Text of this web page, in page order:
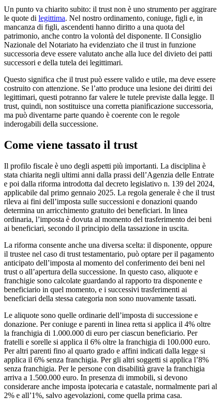
Un punto va chiarito subito: il trust non è uno strumento per aggirare
le quote di legittima. Nel nostro ordinamento, coniuge, figli e, in
mancanza di figli, ascendenti hanno diritto a una quota del
patrimonio, anche contro la volontà del disponente. Il Consiglio
Nazionale del Notariato ha evidenziato che il trust in funzione
successoria deve essere valutato anche alla luce del divieto dei patti
successori e della tutela dei legittimari.
Questo significa che il trust può essere valido e utile, ma deve essere
costruito con attenzione. Se l’atto produce una lesione dei diritti dei
legittimari, questi potranno far valere le tutele previste dalla legge. Il
trust, quindi, non sostituisce una corretta pianificazione successoria,
ma può diventarne parte quando è coerente con le regole
inderogabili della successione.
Come viene tassato il trust
Il profilo fiscale è uno degli aspetti più importanti. La disciplina è
stata chiarita negli ultimi anni dalla prassi dell’Agenzia delle Entrate
e poi dalla riforma introdotta dal decreto legislativo n. 139 del 2024,
applicabile dal primo gennaio 2025. La regola generale è che il trust
rileva ai fini dell’imposta sulle successioni e donazioni quando
determina un arricchimento gratuito dei beneficiari. In linea
ordinaria, l’imposta è dovuta al momento del trasferimento dei beni
ai beneficiari, secondo il principio della tassazione in uscita.
La riforma consente anche una diversa scelta: il disponente, oppure
il trustee nel caso di trust testamentario, può optare per il pagamento
anticipato dell’imposta al momento del conferimento dei beni nel
trust o all’apertura della successione. In questo caso, aliquote e
franchigie sono calcolate guardando al rapporto tra disponente e
beneficiario in quel momento, e i successivi trasferimenti ai
beneficiari della stessa categoria non sono nuovamente tassati.
Le aliquote sono quelle ordinarie dell’imposta di successione e
donazione. Per coniuge e parenti in linea retta si applica il 4% oltre
la franchigia di 1.000.000 di euro per ciascun beneficiario. Per
fratelli e sorelle si applica il 6% oltre la franchigia di 100.000 euro.
Per altri parenti fino al quarto grado e affini indicati dalla legge si
applica il 6% senza franchigia. Per gli altri soggetti si applica l’8%
senza franchigia. Per le persone con disabilità grave la franchigia
arriva a 1.500.000 euro. In presenza di immobili, si devono
considerare anche imposta ipotecaria e catastale, normalmente pari al
2% e all’1%, salvo agevolazioni, come quella prima casa.